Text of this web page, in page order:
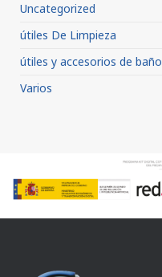
Uncategorized
útiles De Limpieza
útiles y accesorios de baño
Varios